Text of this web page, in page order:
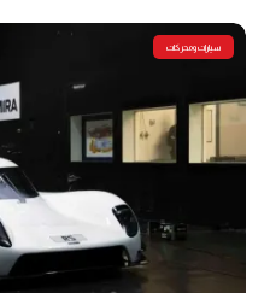
سيارات ومحركات